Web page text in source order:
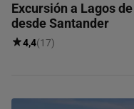
Excursión a Lagos
desde Santander
4,4(17)